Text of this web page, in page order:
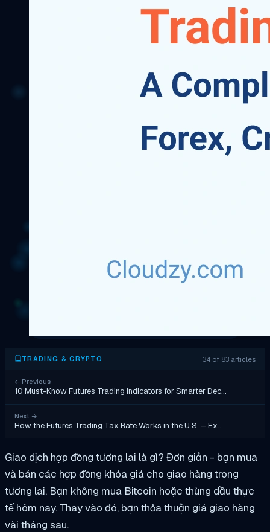
TRADING & CRYPTO 34 of 83 articles
← Previous
10 Must-Know Futures Trading Indicators for Smarter Dec…
Next →
How the Futures Trading Tax Rate Works in the U.S. – Ex…
Giao dịch hợp đồng tương lai là gì? Đơn giản - bạn mua
và bán các hợp đồng khóa giá cho giao hàng trong
tương lai. Bạn không mua Bitcoin hoặc thùng dầu thực
tế hôm nay. Thay vào đó, bạn thỏa thuận giá giao hàng
vài tháng sau.